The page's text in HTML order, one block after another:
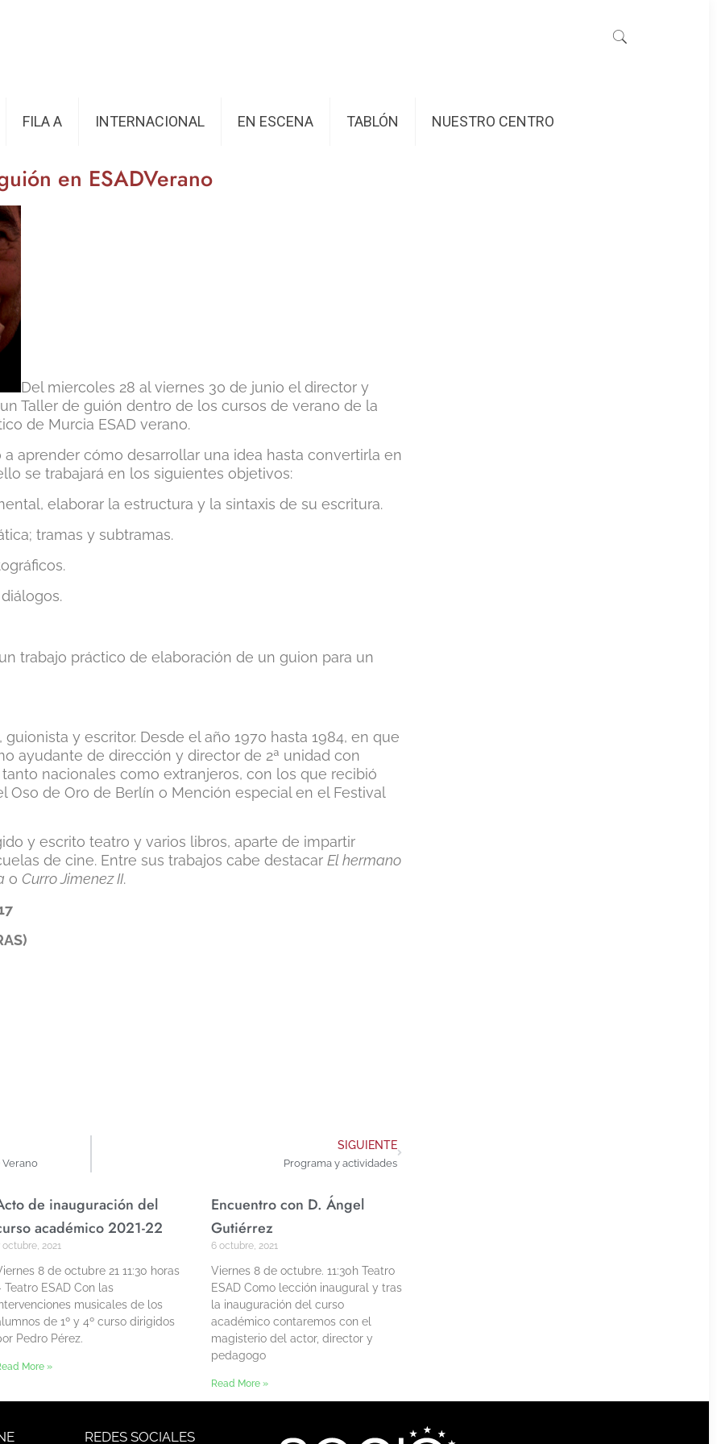
FILA A INTERNACIONAL EN ESCENA TABLÓN NUESTRO CENTRO
en ESADVerano
Del miercoles 28 al viernes 30 de junio el director y
Taller de guión dentro de los cursos de verano de la
de Murcia ESAD verano.
aprender cómo desarrollar una idea hasta convertirla en
se trabajará en los siguientes objetivos:
elaborar la estructura y la sintaxis de su escritura.
tramas y subtramas.
trabajo práctico de elaboración de un guion para un
y escritor. Desde el año 1970 hasta 1984, en que
ayudante de dirección y director de 2ª unidad con
nacionales como extranjeros, con los que recibió
Oso de Oro de Berlín o Mención especial en el Festival
y escrito teatro y varios libros, aparte de impartir
de cine. Entre sus trabajos cabe destacar El hermano
o Curro Jimenez II.
Verano
SIGUIENTE
Programa y actividades
de inauguración del
académico 2021-22
octubre, 2021
8 de octubre 21 11:30 horas
Teatro ESAD Con las
musicales de los
de 1º y 4º curso dirigidos
Pedro Pérez.
More »
Encuentro con D. Ángel
Gutiérrez
6 octubre, 2021
Viernes 8 de octubre. 11:30h Teatro
ESAD Como lección inaugural y tras
la inauguración del curso
académico contaremos con el
magisterio del actor, director y
pedagogo
Read More »
REDES SOCIALES